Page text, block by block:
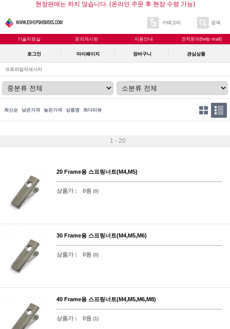
현장판매는 하지 않습니다. (온라인 주문 후 현장 수령 가능)
카테고리 검색
기술자료실 문의게시판 이용안내 견적문의(help mail)
로그인 마이페이지 장바구니 관심상품
프로파일악세사리
최신순 낮은가격 높은가격 상품명 최다리뷰
1 - 20
20 Frame용 스프링너트(M4,M5)
상품가 : 0원 (0)
30 Frame용 스프링너트(M4,M5,M6)
상품가 : 0원 (0)
40 Frame용 스프링너트(M4,M5,M6,M8)
상품가 : 0원 (1)